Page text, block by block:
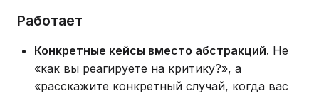
Работает
Конкретные кейсы вместо абстракций. Не
«как вы реагируете на критику?», а
«расскажите конкретный случай, когда вас